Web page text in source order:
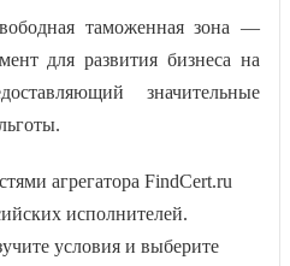
таможенная зона —
для развития бизнеса на
значительные
агрегатора FindCert.ru
исполнителей.
условия и выберите